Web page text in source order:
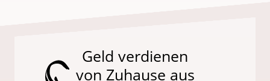
Geld verdienen
von Zuhause aus